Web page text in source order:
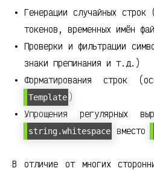
Генерации случайных строк
токенов, временных имён
Проверки и фильтрации
знаки препинания и т.д.)
Форматирования строк
Template )
Упрощения регулярных
string.whitespace вместо
В отличие от многих